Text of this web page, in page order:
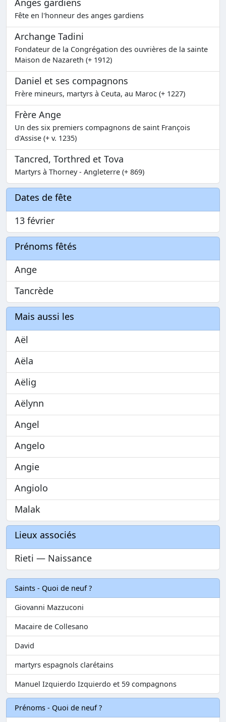
Fête en l'honneur des anges gardiens
Archange Tadini
Fondateur de la Congrégation des ouvrières de la sainte
Maison de Nazareth (+ 1912)
Daniel et ses compagnons
Frère mineurs, martyrs à Ceuta, au Maroc (+ 1227)
Frère Ange
Un des six premiers compagnons de saint François
d'Assise (+ v. 1235)
Tancred, Torthred et Tova
Martyrs à Thorney - Angleterre (+ 869)
Dates de fête
13 février
Prénoms fêtés
Ange
Tancrède
Mais aussi les
Aël
Aëla
Aëlig
Aëlynn
Angel
Angelo
Angie
Angiolo
Malak
Lieux associés
Rieti — Naissance
Saints - Quoi de neuf ?
Giovanni Mazzuconi
Macaire de Collesano
David
martyrs espagnols clarétains
Manuel Izquierdo Izquierdo et 59 compagnons
Prénoms - Quoi de neuf ?